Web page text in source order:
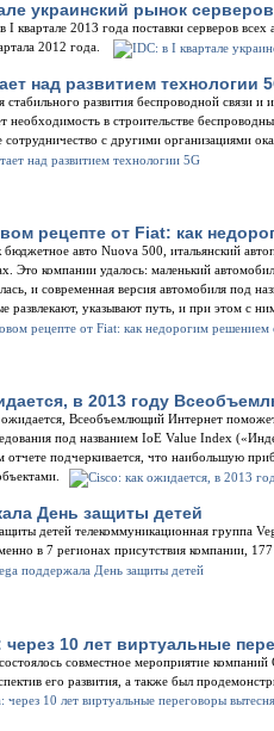
украинский рынок
квартале 2013 года поставки серверов
2012 года.
над развитием технологии
стабильного развития беспроводной связи
необходимость в строительстве
с другими организациями
рецепте от Fiat: как
авто Nuova 500, итальянский
Это компании удалось: маленький
и современная версия автомобиля под
развлекают, указывают путь, и при этом с
в 2013 году
Всеобъемлющий Интернет
под названием IoE Value Index
отчете подчеркивается, что наибольшую
День защиты детей
детей телекоммуникационная группа
в 7 регионах присутствия компании,
через 10 лет виртуальные
совместное мероприятие
его развития, а также был